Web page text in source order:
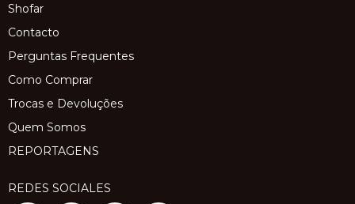
Shofar
Contacto
Perguntas Frequentes
Como Comprar
Trocas e Devoluções
Quem Somos
REPORTAGENS
REDES SOCIALES